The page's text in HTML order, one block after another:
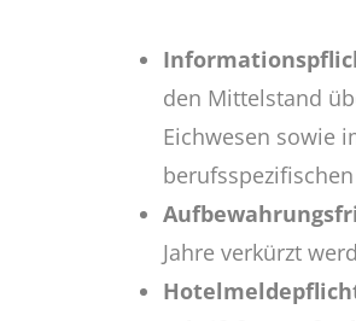
den Mittelstand
Eichwesen sowie
Jahre verkürzt